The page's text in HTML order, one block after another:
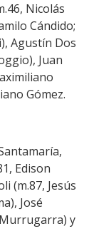
Nicolás
Cándido;
Agustín Dos
Juan
Gómez.
Edison
(m.87, Jesús
José
y